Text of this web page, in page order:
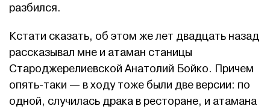
разбился.
Кстати сказать, об этом же лет двадцать назад
рассказывал мне и атаман станицы
Староджерелиевской Анатолий Бойко. Причем
опять-таки — в ходу тоже были две версии: по
одной, случилась драка в ресторане, и атамана